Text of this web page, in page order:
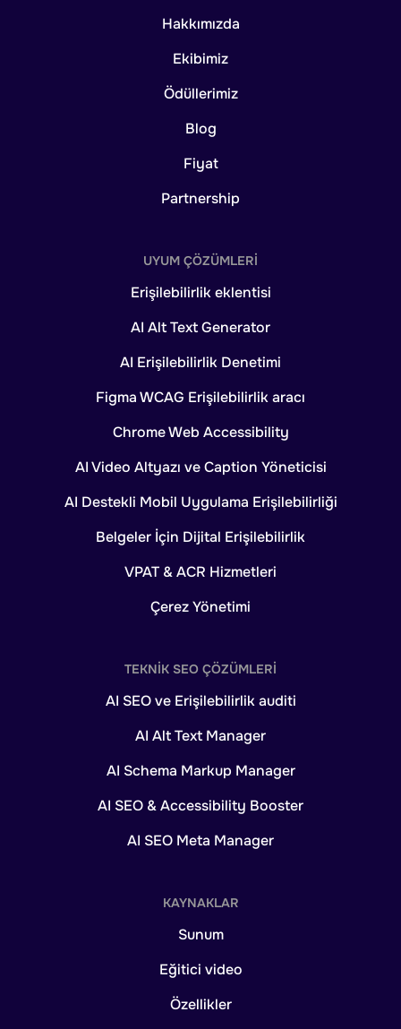
Hakkımızda
Ekibimiz
Ödüllerimiz
Blog
Fiyat
Partnership
UYUM ÇÖZÜMLERI
Erişilebilirlik eklentisi
AI Alt Text Generator
AI Erişilebilirlik Denetimi
Figma WCAG Erişilebilirlik aracı
Chrome Web Accessibility
AI Video Altyazı ve Caption Yöneticisi
AI Destekli Mobil Uygulama Erişilebilirliği
Belgeler İçin Dijital Erişilebilirlik
VPAT & ACR Hizmetleri
Çerez Yönetimi
TEKNIK SEO ÇÖZÜMLERI
AI SEO ve Erişilebilirlik auditi
AI Alt Text Manager
AI Schema Markup Manager
AI SEO & Accessibility Booster
AI SEO Meta Manager
KAYNAKLAR
Sunum
Eğitici video
Özellikler